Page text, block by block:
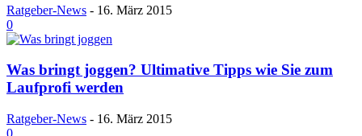
Ratgeber-News - 16. März 2015
0
Was bringt joggen? Ultimative Tipps wie Sie zum
Laufprofi werden
Ratgeber-News - 16. März 2015
0